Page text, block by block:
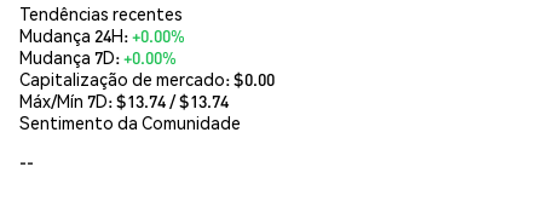
Tendências recentes
Mudança 24H:+0.00%
Mudança 7D:+0.00%
Capitalização de mercado:$0.00
Máx/Mín 7D: $13.74/ $13.74
Sentimento da Comunidade
--